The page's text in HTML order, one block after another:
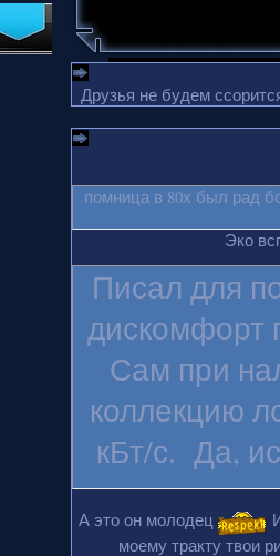
Друзья не будем
помница в 80х был рад
Эко
Писал для
дискомфорт
Сам при
коллекцию
кБт/с. Да,
А это он молодец
моему тракту твои